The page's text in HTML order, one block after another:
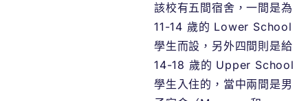
該校有五間宿舍，一間是為
11-14 歲的 Lower School
學生而設，另外四間則是給
14-18 歲的 Upper School
學生入住的，當中兩間是男